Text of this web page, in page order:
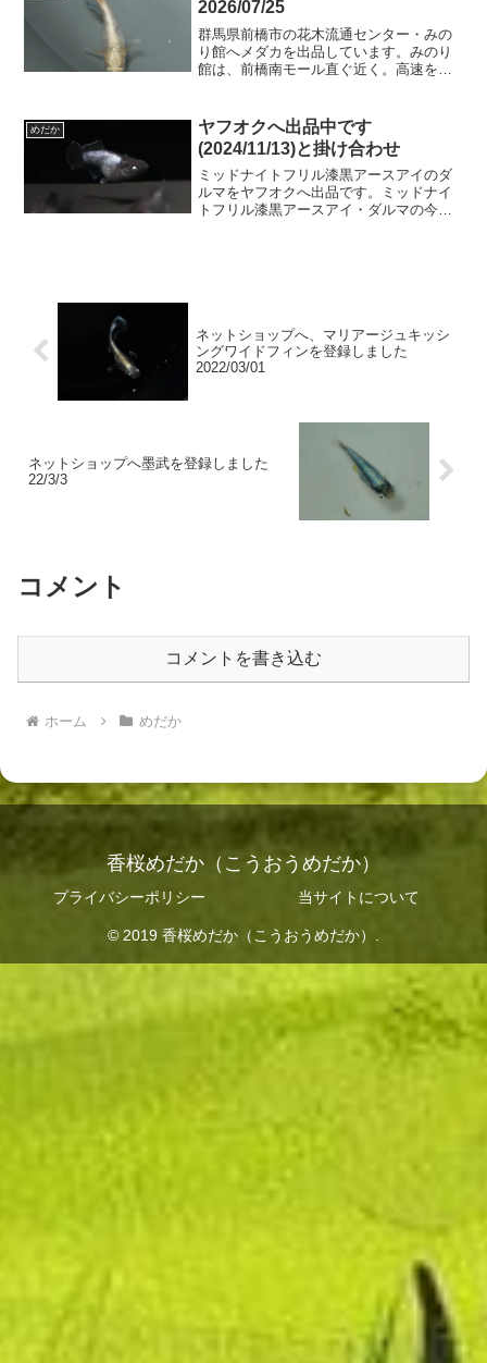
2026/07/25
群馬県前橋市の花木流通センター・みの
り館へメダカを出品しています。みのり
館は、前橋南モール直ぐ近く。高速を挟
ングtypeなど明日の出品は９時～９時半
頃の予定です。遅れ...
めだか
ヤフオクへ出品中です
(2024/11/13)と掛け合わせ
ミッドナイトフリル漆黒アースアイのダ
ルマをヤフオクへ出品です。ミッドナイ
トフリル漆黒アースアイ・ダルマの今年
ネットショップへ、マリアージュキッシ
ングワイドフィンを登録しました
2022/03/01
ネットショップへ墨武を登録しました
22/3/3
コメント
コメントを書き込む
ホーム めだか
香桜めだか（こうおうめだか）
プライバシーポリシー 当サイトについて
© 2019 香桜めだか（こうおうめだか）.